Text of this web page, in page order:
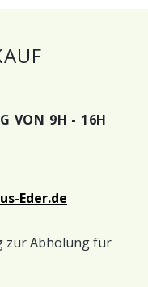
VON 9H - 16H
Eder.de
zur Abholung für